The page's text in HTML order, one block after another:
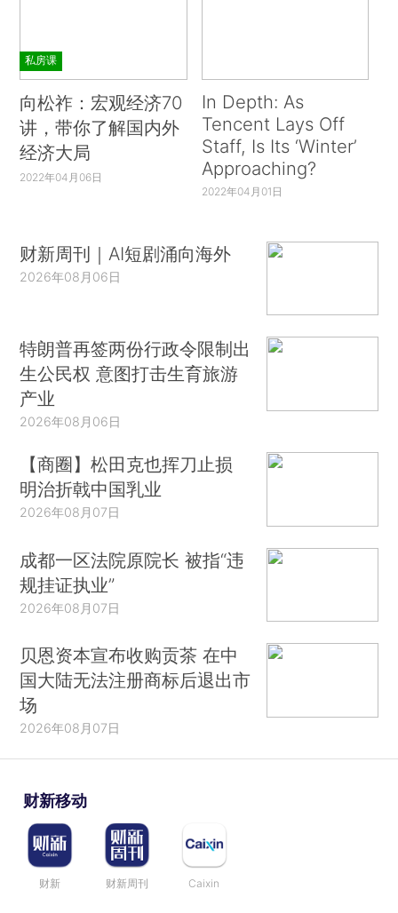
私房课
向松祚：宏观经济70
讲，带你了解国内外
经济大局
2022年04月06日
In Depth: As
Tencent Lays Off
Staff, Is Its ‘Winter’
Approaching?
2022年04月01日
财新周刊｜AI短剧涌向海外
2026年08月06日
特朗普再签两份行政令限制出
生公民权 意图打击生育旅游
产业
2026年08月06日
【商圈】松田克也挥刀止损
明治折戟中国乳业
2026年08月07日
成都一区法院原院长 被指“违
规挂证执业”
2026年08月07日
贝恩资本宣布收购贡茶 在中
国大陆无法注册商标后退出市
场
2026年08月07日
财新移动
财新 财新周刊 Caixin